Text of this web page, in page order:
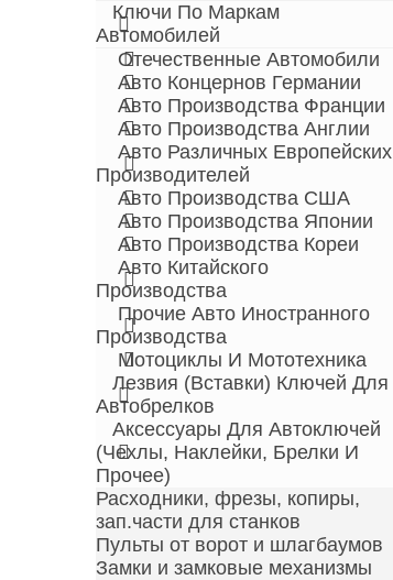
Ключи По Маркам
Автомобилей
Отечественные Автомобили
Авто Концернов Германии
Авто Производства Франции
Авто Производства Англии
Авто Различных Европейских
Производителей
Авто Производства США
Авто Производства Японии
Авто Производства Кореи
Авто Китайского
Производства
Прочие Авто Иностранного
Производства
Мотоциклы И Мототехника
Лезвия (вставки) Ключей Для
Автобрелков
Аксессуары Для Автоключей
(чехлы, Наклейки, Брелки И
Прочее)
Расходники, фрезы, копиры,
зап.части для станков
Пульты от ворот и шлагбаумов
Замки и замковые механизмы